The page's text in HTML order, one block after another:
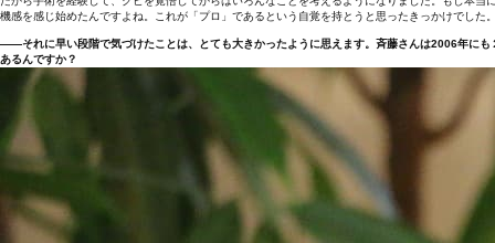
機感を感じ始めたんですよね。これが「プロ」であるという自覚を持とうと思ったきっかけでした
――それに早い段階で気づけたことは、とても大きかったように思えます。斉藤さんは2006年に
あるんですか？